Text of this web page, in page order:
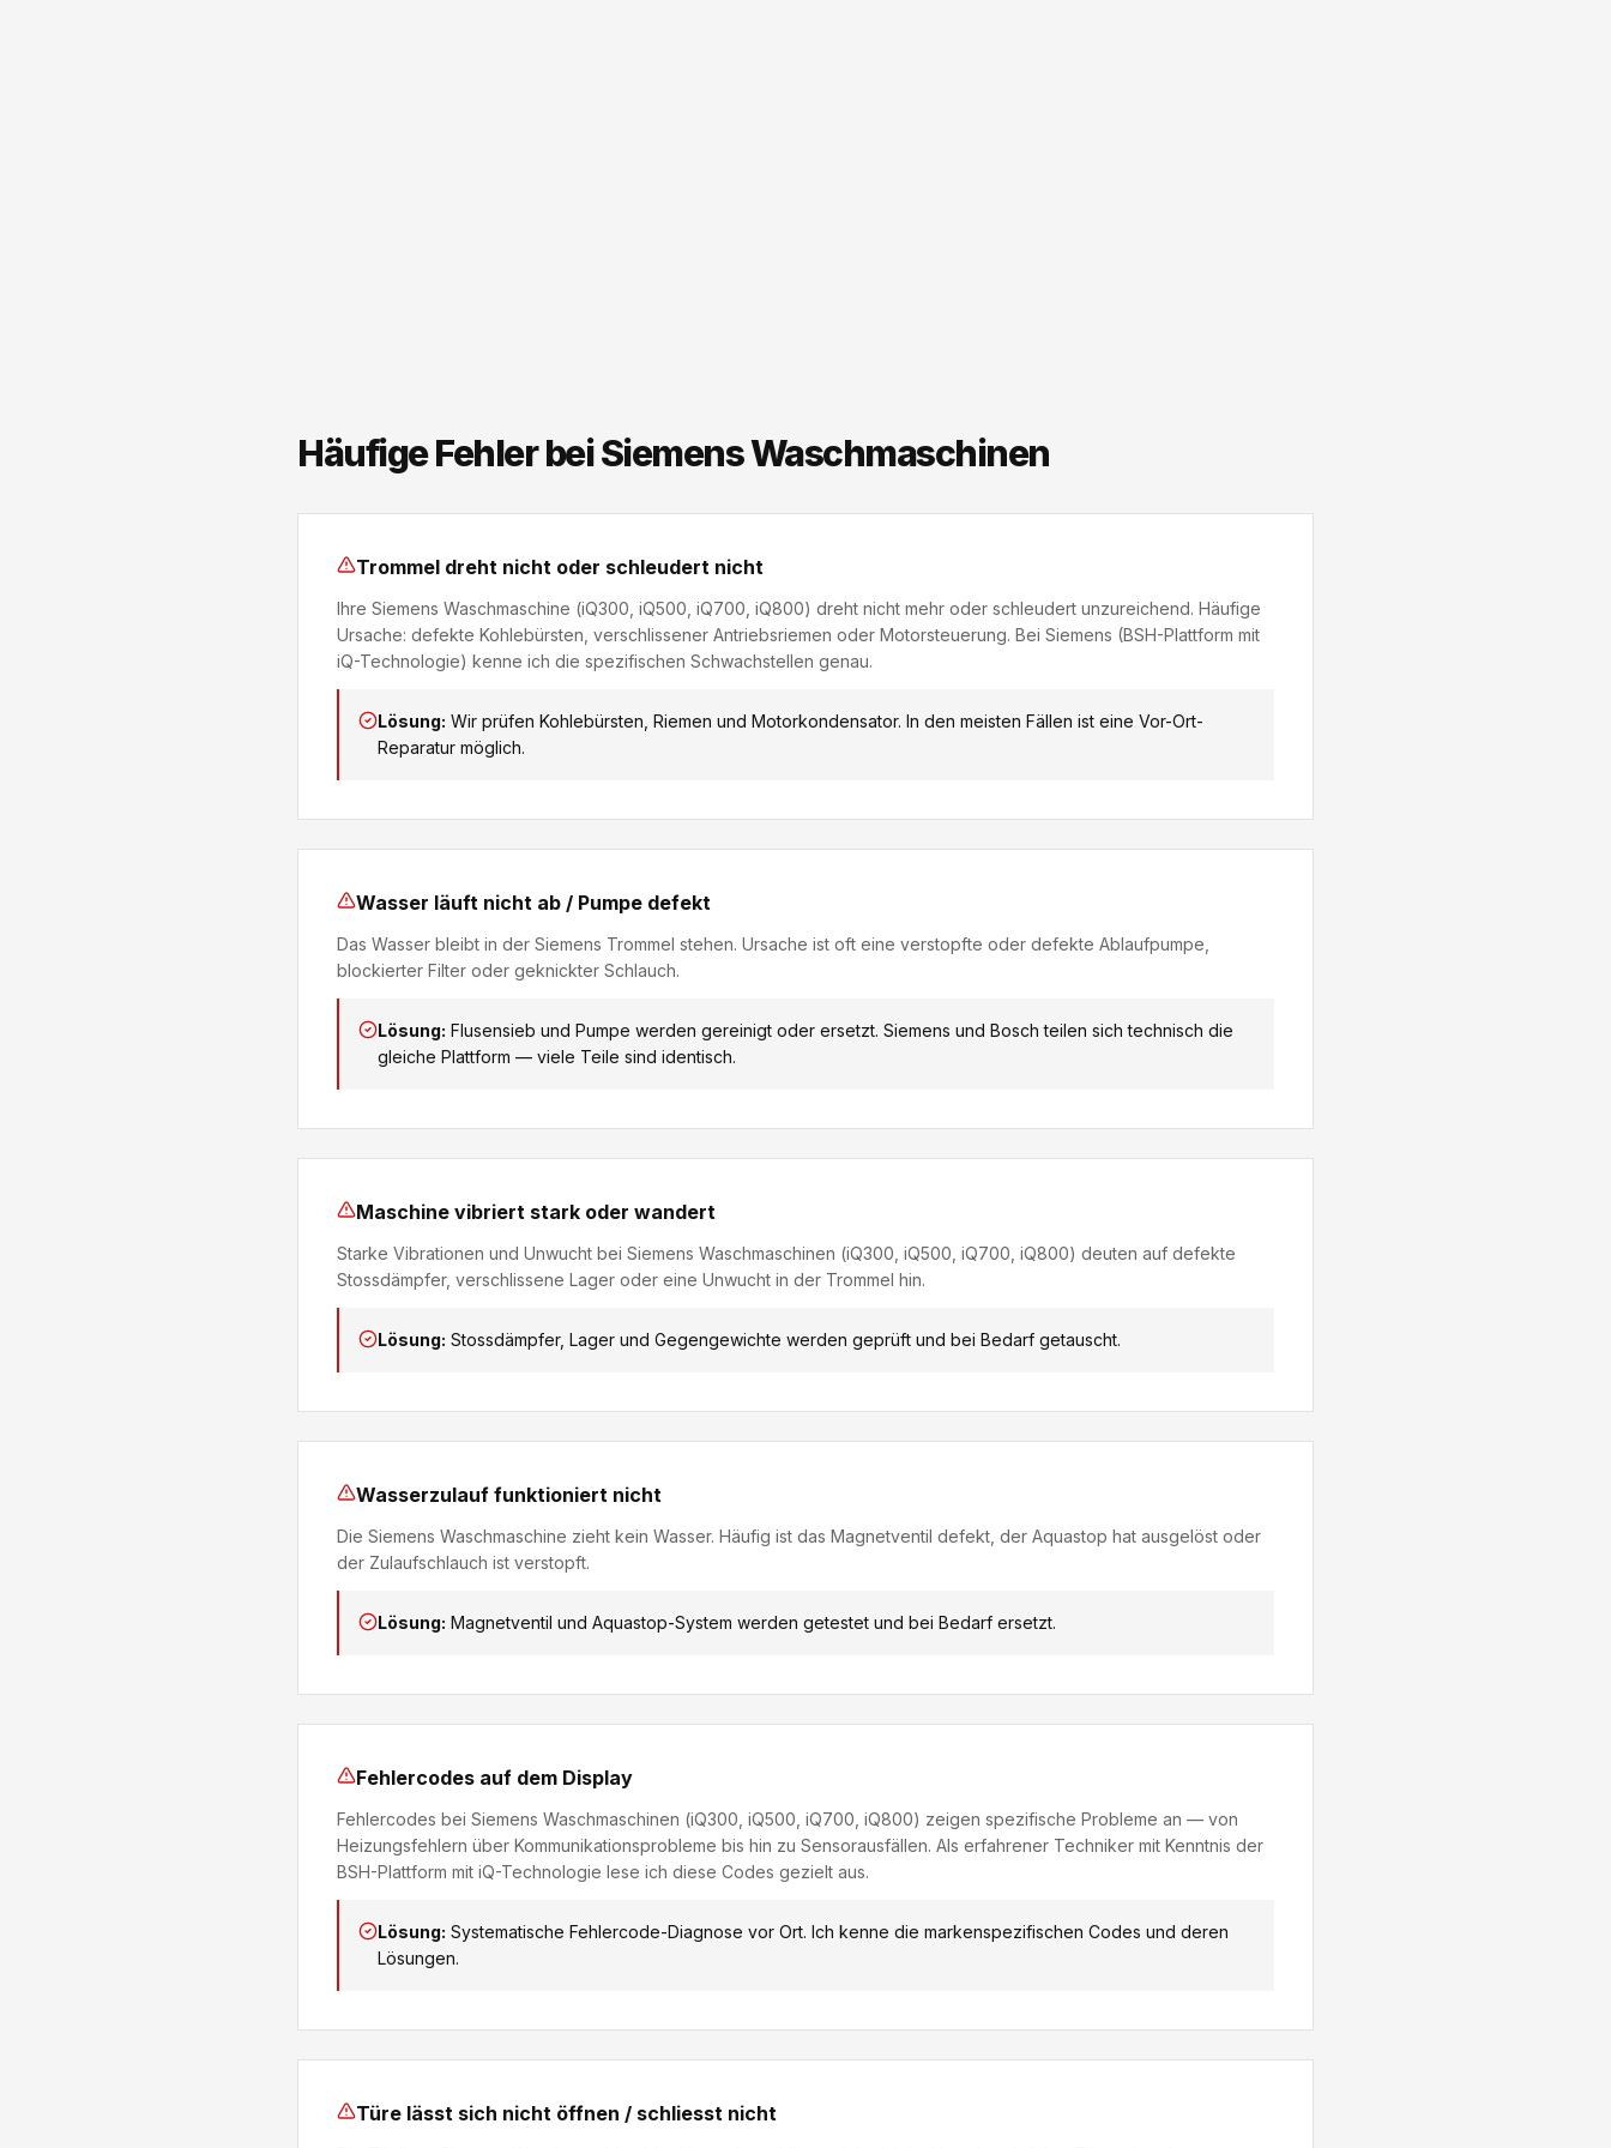
Häufige Fehler bei Siemens Waschmaschinen
Trommel dreht nicht oder schleudert nicht
Ihre Siemens Waschmaschine (iQ300, iQ500, iQ700, iQ800) dreht nicht mehr oder schleudert unzureichend. Häufige
Ursache: defekte Kohlebürsten, verschlissener Antriebsriemen oder Motorsteuerung. Bei Siemens (BSH-Plattform mit
iQ-Technologie) kenne ich die spezifischen Schwachstellen genau.
Lösung: Wir prüfen Kohlebürsten, Riemen und Motorkondensator. In den meisten Fällen ist eine Vor-Ort-
Reparatur möglich.
Wasser läuft nicht ab / Pumpe defekt
Das Wasser bleibt in der Siemens Trommel stehen. Ursache ist oft eine verstopfte oder defekte Ablaufpumpe,
blockierter Filter oder geknickter Schlauch.
Lösung: Flusensieb und Pumpe werden gereinigt oder ersetzt. Siemens und Bosch teilen sich technisch die
gleiche Plattform — viele Teile sind identisch.
Maschine vibriert stark oder wandert
Starke Vibrationen und Unwucht bei Siemens Waschmaschinen (iQ300, iQ500, iQ700, iQ800) deuten auf defekte
Stossdämpfer, verschlissene Lager oder eine Unwucht in der Trommel hin.
Lösung: Stossdämpfer, Lager und Gegengewichte werden geprüft und bei Bedarf getauscht.
Wasserzulauf funktioniert nicht
Die Siemens Waschmaschine zieht kein Wasser. Häufig ist das Magnetventil defekt, der Aquastop hat ausgelöst oder
der Zulaufschlauch ist verstopft.
Lösung: Magnetventil und Aquastop-System werden getestet und bei Bedarf ersetzt.
Fehlercodes auf dem Display
Fehlercodes bei Siemens Waschmaschinen (iQ300, iQ500, iQ700, iQ800) zeigen spezifische Probleme an — von
Heizungsfehlern über Kommunikationsprobleme bis hin zu Sensorausfällen. Als erfahrener Techniker mit Kenntnis der
BSH-Plattform mit iQ-Technologie lese ich diese Codes gezielt aus.
Lösung: Systematische Fehlercode-Diagnose vor Ort. Ich kenne die markenspezifischen Codes und deren
Lösungen.
Türe lässt sich nicht öffnen / schliesst nicht